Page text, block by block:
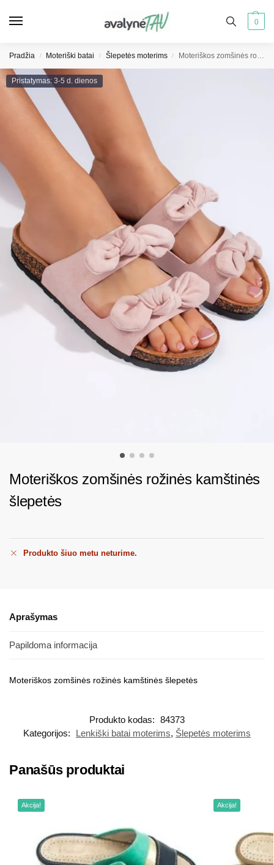
0
Pradžia / Moteriški batai / Šlepetės moterims / Moteriškos zomšinės rožinės kamštinės šlepetės
Pristatymas: 3-5 d. dienos
Moteriškos zomšinės rožinės kamštinės
šlepetės
Produkto šiuo metu neturime.
Aprašymas
Papildoma informacija
Moteriškos zomšinės rožinės kamštinės šlepetės
Produkto kodas: 84373
Kategorijos:
Lenkiški batai moterims, Šlepetės moterims
Panašūs produktai
Akcija! Akcija!